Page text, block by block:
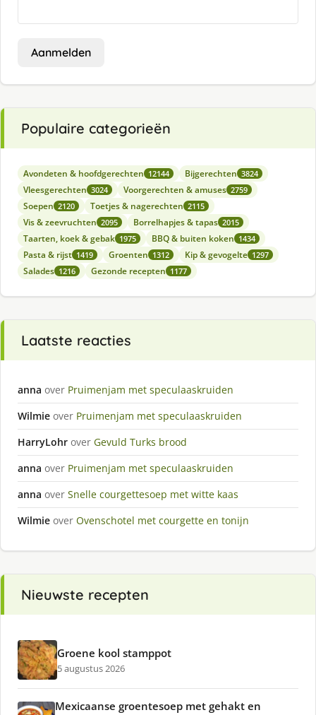
Aanmelden
Populaire categorieën
Avondeten & hoofdgerechten 12144 Bijgerechten 3824
Vleesgerechten 3024 Voorgerechten & amuses 2759
Soepen 2120 Toetjes & nagerechten 2115
Vis & zeevruchten 2095 Borrelhapjes & tapas 2015
Taarten, koek & gebak 1975 BBQ & buiten koken 1434
Pasta & rijst 1419 Groenten 1312 Kip & gevogelte 1297
Salades 1216 Gezonde recepten 1177
Laatste reacties
anna over Pruimenjam met speculaaskruiden
Wilmie over Pruimenjam met speculaaskruiden
HarryLohr over Gevuld Turks brood
anna over Pruimenjam met speculaaskruiden
anna over Snelle courgettesoep met witte kaas
Wilmie over Ovenschotel met courgette en tonijn
Nieuwste recepten
Groene kool stamppot
5 augustus 2026
Mexicaanse groentesoep met gehakt en